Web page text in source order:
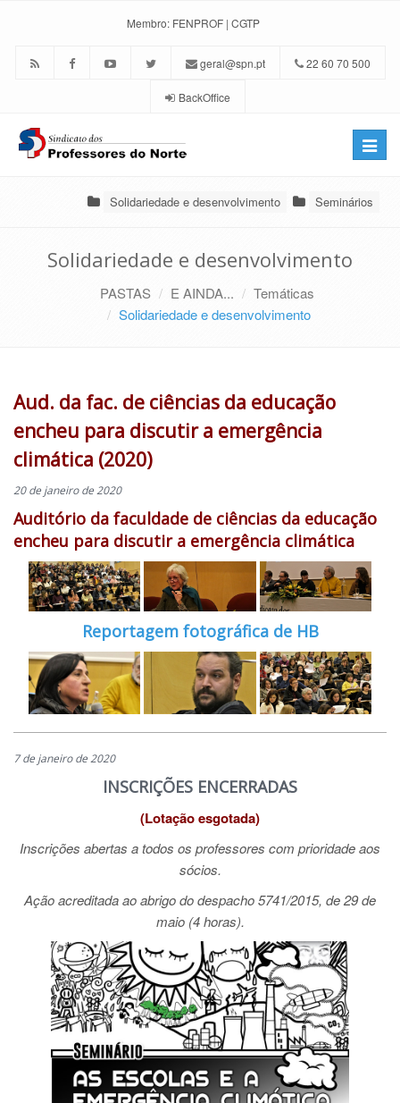
Membro: FENPROF | CGTP
geral@spn.pt 22 60 70 500
BackOffice
Toggle
Solidariedade e desenvolvimento Seminários
Solidariedade e desenvolvimento
PASTAS E AINDA...
Temáticas
Solidariedade e desenvolvimento
Aud. da fac. de ciências da educação
encheu para discutir a emergência
climática (2020)
20 de janeiro de 2020
Auditório da faculdade de ciências da educação
encheu para discutir a emergência climática
Reportagem fotográfica de HB
7 de janeiro de 2020
INSCRIÇÕES ENCERRADAS
(Lotação esgotada)
Inscrições abertas a todos os professores com prioridade aos
sócios.
Ação acreditada ao abrigo do despacho 5741/2015, de 29 de
maio (4 horas).